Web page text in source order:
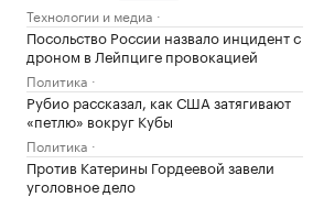
Технологии и медиа
Посольство России назвало инцидент с
дроном в Лейпциге провокацией
Политика
Рубио рассказал, как США затягивают
«петлю» вокруг Кубы
Политика
Против Катерины Гордеевой завели
уголовное дело